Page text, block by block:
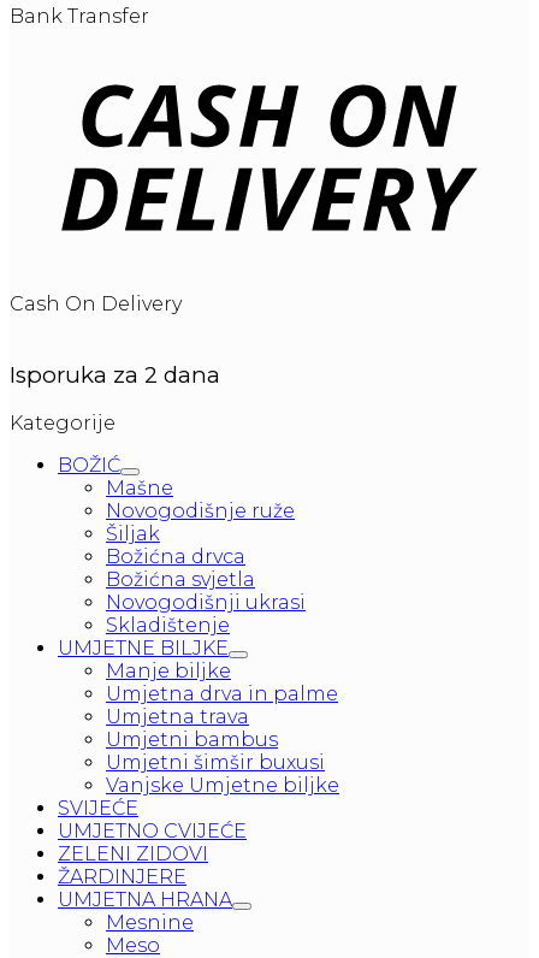
Bank Transfer
Cash On Delivery
Isporuka za 2 dana
Kategorije
BOŽIĆ
Mašne
Novogodišnje ruže
Šiljak
Božićna drvca
Božićna svjetla
Novogodišnji ukrasi
Skladištenje
UMJETNE BILJKE
Manje biljke
Umjetna drva in palme
Umjetna trava
Umjetni bambus
Umjetni šimšir buxusi
Vanjske Umjetne biljke
SVIJEĆE
UMJETNO CVIJEĆE
ZELENI ZIDOVI
ŽARDINJERE
UMJETNA HRANA
Mesnine
Meso